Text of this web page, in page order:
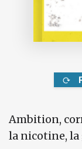
Ambition,
la nicotine, la